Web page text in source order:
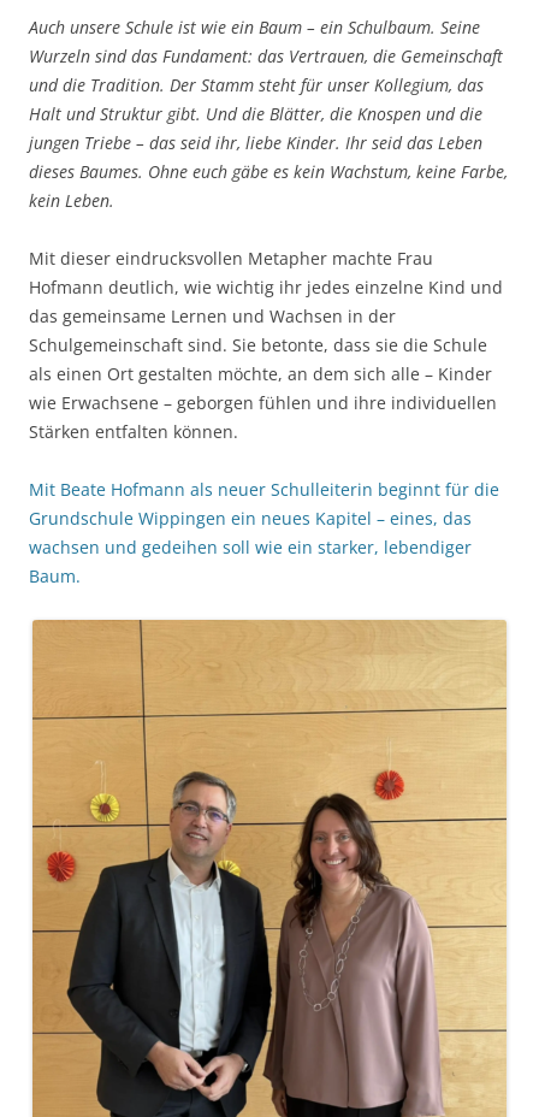
Auch unsere Schule ist wie ein Baum – ein Schulbaum. Seine
Wurzeln sind das Fundament: das Vertrauen, die Gemeinschaft
und die Tradition. Der Stamm steht für unser Kollegium, das
Halt und Struktur gibt. Und die Blätter, die Knospen und die
jungen Triebe – das seid ihr, liebe Kinder. Ihr seid das Leben
dieses Baumes. Ohne euch gäbe es kein Wachstum, keine Farbe,
kein Leben.
Mit dieser eindrucksvollen Metapher machte Frau
Hofmann deutlich, wie wichtig ihr jedes einzelne Kind und
das gemeinsame Lernen und Wachsen in der
Schulgemeinschaft sind. Sie betonte, dass sie die Schule
als einen Ort gestalten möchte, an dem sich alle – Kinder
wie Erwachsene – geborgen fühlen und ihre individuellen
Stärken entfalten können.
Mit Beate Hofmann als neuer Schulleiterin beginnt für die
Grundschule Wippingen ein neues Kapitel – eines, das
wachsen und gedeihen soll wie ein starker, lebendiger
Baum.